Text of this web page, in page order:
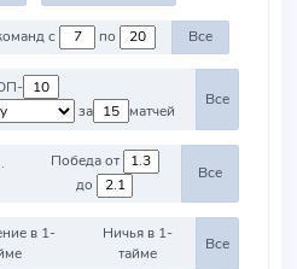
Против команд с по Все
за
матчей
Все
Победа от
до
Все
в 1-
Ничья в 1-
тайме
Все